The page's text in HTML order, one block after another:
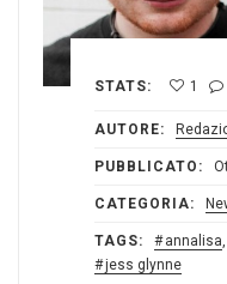
STATS: 1
AUTORE:
PUBBLICATO:
CATEGORIA:
TAGS: annalisa
jess glynne